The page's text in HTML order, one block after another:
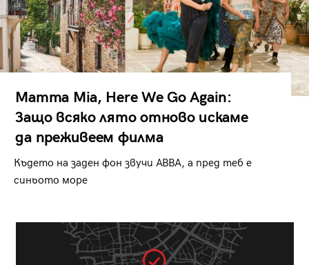
Mamma Mia, Here We Go Again:
Защо всяко лято отново искаме
да преживеем филма
Където на заден фон звучи ABBA, а пред теб е
синьото море